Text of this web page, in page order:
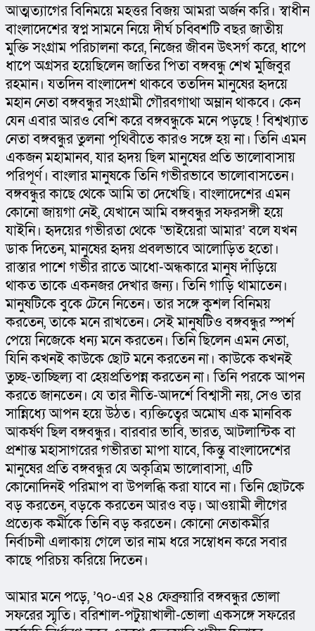
আত্মত্যাগের বিনিময়ে মহত্তর বিজয় আমরা অর্জন করি। স্বাধীন
বাংলাদেশের স্বপ্ন সামনে নিয়ে দীর্ঘ চব্বিশটি বছর জাতীয়
মুক্তি সংগ্রাম পরিচালনা করে, নিজের জীবন উৎসর্গ করে, ধাপে
ধাপে অগ্রসর হয়েছিলেন জাতির পিতা বঙ্গবন্ধু শেখ মুজিবুর
রহমান। যতদিন বাংলাদেশ থাকবে ততদিন মানুষের হৃদয়ে
মহান নেতা বঙ্গবন্ধুর সংগ্রামী গৌরবগাথা অম্লান থাকবে। কেন
যেন এবার আরও বেশি করে বঙ্গবন্ধুকে মনে পড়ছে ! বিশ্বখ্যাত
নেতা বঙ্গবন্ধুর তুলনা পৃথিবীতে কারও সঙ্গে হয় না। তিনি এমন
একজন মহামানব, যার হৃদয় ছিল মানুষের প্রতি ভালোবাসায়
পরিপূর্ণ। বাংলার মানুষকে তিনি গভীরভাবে ভালোবাসতেন।
বঙ্গবন্ধুর কাছে থেকে আমি তা দেখেছি। বাংলাদেশের এমন
কোনো জায়গা নেই, যেখানে আমি বঙ্গবন্ধুর সফরসঙ্গী হয়ে
যাইনি। হৃদয়ের গভীরতা থেকে ‘ভাইয়েরা আমার’ বলে যখন
ডাক দিতেন, মানুষের হৃদয় প্রবলভাবে আলোড়িত হতো।
রাস্তার পাশে গভীর রাতে আধো-অন্ধকারে মানুষ দাঁড়িয়ে
থাকত তাকে একনজর দেখার জন্য। তিনি গাড়ি থামাতেন।
মানুষটিকে বুকে টেনে নিতেন। তার সঙ্গে কুশল বিনিময়
করতেন, তাকে মনে রাখতেন। সেই মানুষটিও বঙ্গবন্ধুর স্পর্শ
পেয়ে নিজেকে ধন্য মনে করতেন। তিনি ছিলেন এমন নেতা,
যিনি কখনই কাউকে ছোট মনে করতেন না। কাউকে কখনই
তুচ্ছ-তাচ্ছিল্য বা হেয়প্রতিপন্ন করতেন না। তিনি পরকে আপন
করতে জানতেন। যে তার নীতি-আদর্শে বিশ্বাসী নয়, সেও তার
সান্নিধ্যে আপন হয়ে উঠত। ব্যক্তিত্বের অমোঘ এক মানবিক
আকর্ষণ ছিল বঙ্গবন্ধুর। বারবার ভাবি, ভারত, আটলান্টিক বা
প্রশান্ত মহাসাগরের গভীরতা মাপা যাবে, কিন্তু বাংলাদেশের
মানুষের প্রতি বঙ্গবন্ধুর যে অকৃত্রিম ভালোবাসা, এটি
কোনোদিনই পরিমাপ বা উপলব্ধি করা যাবে না। তিনি ছোটকে
বড় করতেন, বড়কে করতেন আরও বড়। আওয়ামী লীগের
প্রত্যেক কর্মীকে তিনি বড় করতেন। কোনো নেতাকর্মীর
নির্বাচনী এলাকায় গেলে তার নাম ধরে সম্বোধন করে সবার
কাছে পরিচয় করিয়ে দিতেন।
আমার মনে পড়ে, ’৭০-এর ২৪ ফেব্রুয়ারি বঙ্গবন্ধুর ভোলা
সফরের স্মৃতি। বরিশাল-পটুয়াখালী-ভোলা একসঙ্গে সফরের